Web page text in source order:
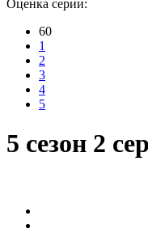
Оценка серии:
60
1
2
3
4
5
5 сезон 2